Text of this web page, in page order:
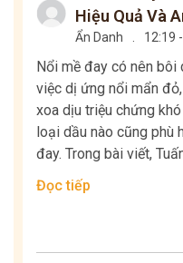
Hiệu Quả Và
Ẩn Danh . 12:19
Nổi mề đay có nên bôi
việc dị ứng nổi mẩn
xoa dịu triệu chứng
loại dầu nào cũng phù
đay. Trong bài viết,
Đọc tiếp